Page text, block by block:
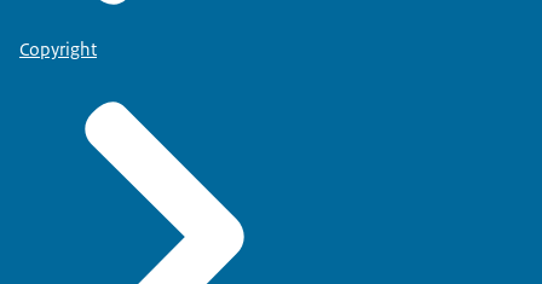
Copyright